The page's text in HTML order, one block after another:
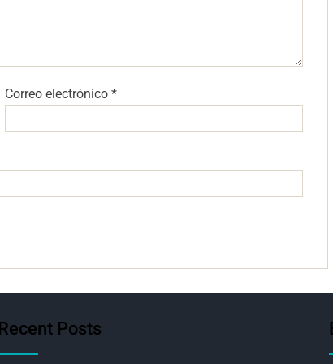
Correo electrónico*
Recent Posts